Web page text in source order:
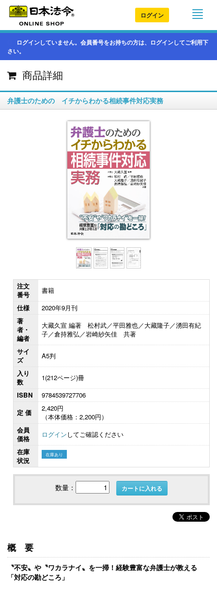
ログイン
ログインしていません。会員番号をお持ちの方は、ログインしてご利用下
さい。
商品詳細
弁護士のための イチからわかる相続事件対応実務
注文
番号
書籍
仕様
2020年9月刊
著
者・
編者
大藏久宣 編著 松村武／平田雅也／大藏隆子／湧田有紀
子／倉持雅弘／岩崎紗矢佳 共著
サイ
ズ
A5判
入り
数
1(212ページ)冊
ISBN
9784539727706
定 価
2,420円
（本体価格：2,200円）
会員
価格
ログインしてご確認ください
在庫
状況
在庫あり
数量： カートに入れる
概要
〝不安〟や〝ワカラナイ〟を一掃！経験豊富な弁護士が教える
「対応の勘どころ」